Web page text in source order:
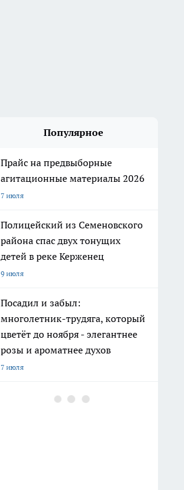
Популярное
Прайс на предвыборные
агитационные материалы 2026
7 июля
Полицейский из Семеновского
района спас двух тонущих
детей в реке Керженец
9 июля
Посадил и забыл:
многолетник-трудяга, который
цветёт до ноября - элегантнее
розы и ароматнее духов
7 июля
Мохнатые коврики в "Фикс